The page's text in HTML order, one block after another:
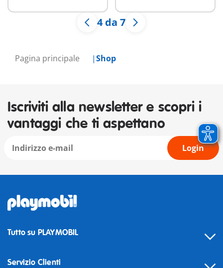
Pagina principale Shop
4 da 7
Iscriviti alla newsletter e scopri i
vantaggi che ti aspettano
Login
Tutto su PLAYMOBIL
Servizio Clienti